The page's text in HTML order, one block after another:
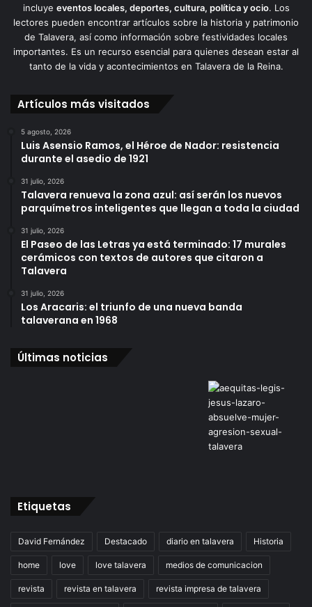
incluye eventos locales, deportes, cultura, política y ocio. Los
lectores pueden encontrar artículos sobre la historia y patrimonio
de Talavera, así como información sobre festividades locales
importantes. Es un recurso esencial para quienes desean estar al
tanto de la vida y acontecimientos en Talavera de la Reina.
Artículos más visitados
5 agosto, 2026
Luis Asensio Ramos, el Héroe de Nador: resistencia
durante el asedio de 1921
31 julio, 2026
Talavera renueva la zona azul: así serán los nuevos
parquímetros inteligentes que llegan a toda la ciudad
31 julio, 2026
El Paseo de las Letras ya está terminado: 17 murales
cerámicos con textos de autores que citaron a
Talavera
31 julio, 2026
Los Aracaris: el triunfo de una nueva banda
talaverana en 1968
Últimas noticias
Etiquetas
David Fernández Destacado diario en talavera Historia
home love love talavera medios de comunicacion
revista revista en talavera revista impresa de talavera